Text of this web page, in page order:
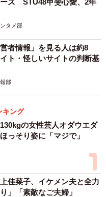
タメ部
者情報」を見る人は約8
ト・怪しいサイトの判断基
部
キング
の女性芸人オダウエダ
そり姿に「マジで」
佳菜子、イケメン夫と全力
」「素敵なご夫婦」